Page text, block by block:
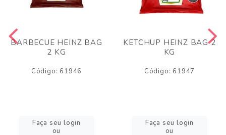
BARBECUE HEINZ BAG
2 KG
Código: 61946
Faça seu login
ou
KETCHUP HEINZ BAG 2
KG
Código: 61947
Faça seu login
ou